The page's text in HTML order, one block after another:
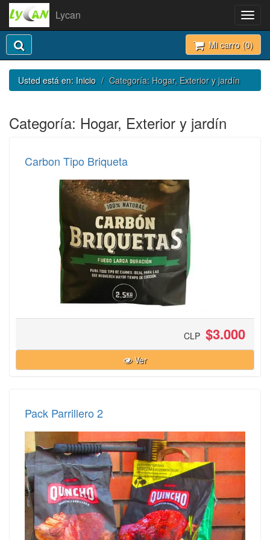
Lycan
Mi carro (0)
Usted está en: Inicio Categoría: Hogar, Exterior y jardín
Categoría: Hogar, Exterior y jardín
Carbon Tipo Briqueta
CLP $3.000
Ver
Pack Parrillero 2